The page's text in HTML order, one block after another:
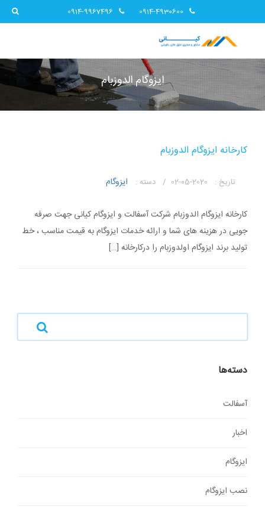
0914-4930600
0914-9967496
ایزوگام الدوزبام
کارخانه ایزوگام الدوزبام
تاریخ : دسته : ایزوگام
کارخانه ایزوگام الدوزبام شرکت آسفالت و ایزوگام کیانی جهت صرفه
جویی در هزینه های شما و ارائه خدمات ایزوگام به قیمت مناسب ، خط
تولید برند ایزوگام اولدوزبام را درکارخانه […]
دسته‌ها
آسفالت
اخبار
ایزوگام
نصب ایزوگام